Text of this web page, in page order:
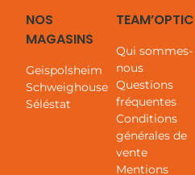
BESOIN
Nos opticiens
pour vous aider.
NOS
MAGASINS
Geispolsheim
Schweighouse
Séléstat
TEAM’OPTIC
Qui sommes-
nous
Questions
fréquentes
Conditions
générales de
vente
Mentions